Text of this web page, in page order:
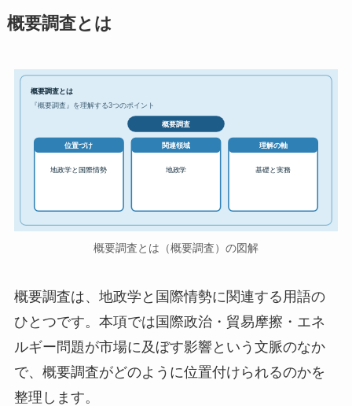
概要調査とは
概要調査とは
『概要調査』を理解する3つのポイント
概要調査
位置づけ
地政学と国際情勢
関連領域
地政学
理解の軸
基礎と実務
概要調査とは（概要調査）の図解
概要調査は、地政学と国際情勢に関連する用語の
ひとつです。本項では国際政治・貿易摩擦・エネ
ルギー問題が市場に及ぼす影響という文脈のなか
で、概要調査がどのように位置付けられるのかを
整理します。